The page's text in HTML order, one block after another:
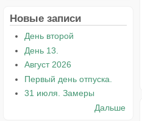
Новые записи
День второй
День 13.
Август 2026
Первый день отпуска.
31 июля. Замеры
Дальше